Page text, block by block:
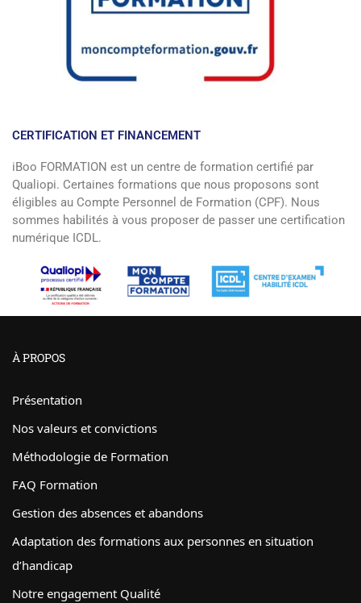
CERTIFICATION ET FINANCEMENT
iBoo FORMATION est un centre de formation certifié par
Qualiopi. Certaines formations que nous proposons sont
éligibles au Compte Personnel de Formation (CPF). Nous
sommes habilités à vous proposer de passer une certification
numérique ICDL.
À PROPOS
Présentation
Nos valeurs et convictions
Méthodologie de Formation
FAQ Formation
Gestion des absences et abandons
Adaptation des formations aux personnes en situation
d’handicap
Notre engagement Qualité